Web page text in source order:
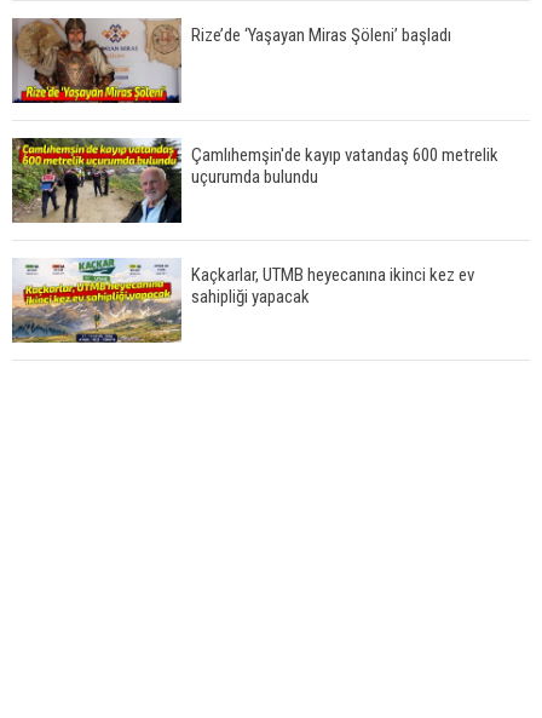
Rize’de ‘Yaşayan Miras Şöleni’ başladı
Çamlıhemşin'de kayıp vatandaş 600 metrelik
uçurumda bulundu
Kaçkarlar, UTMB heyecanına ikinci kez ev
sahipliği yapacak